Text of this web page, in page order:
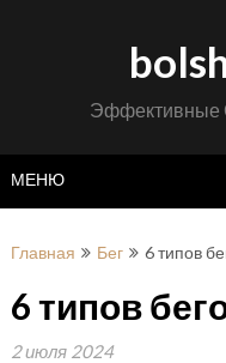
Эффективные
МЕНЮ
Главная Бег 6 типов
6 типов
2 июля 2024